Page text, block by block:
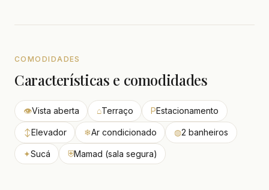
COMODIDADES
Características e comodidades
👁Vista aberta ⌂Terraço PEstacionamento
↕Elevador ❄Ar condicionado ◍2 banheiros
✦Sucá ⛨Mamad (sala segura)